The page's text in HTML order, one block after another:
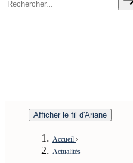
Afficher le fil d'Ariane
Accueil
Actualités